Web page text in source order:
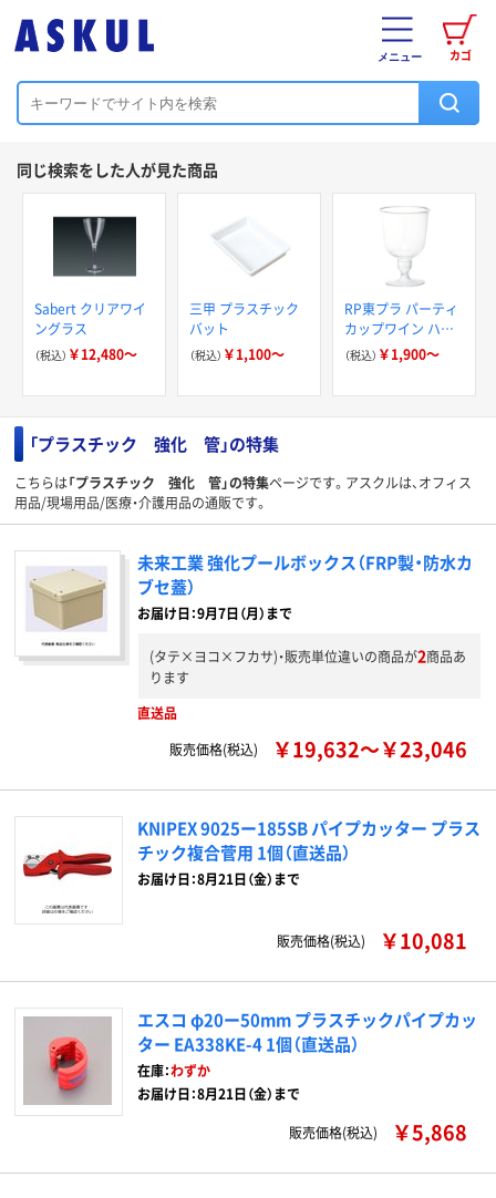
カゴ
メニュー
同じ検索をした人が見た商品
Sabert クリアワイ
ングラス
（税込） ￥12,480～
三甲 プラスチック
バット
（税込） ￥1,100～
RP東プラ パーティ
カップワイン ハー
ドタイプ
（税込） ￥1,900～
「プラスチック 強化 管」の特集
こちらは「プラスチック 強化 管」の特集ページです。アスクルは、オフィス
用品/現場用品/医療・介護用品の通販です。
未来工業 強化プールボックス（FRP製・防水カ
ブセ蓋）
お届け日：9月7日（月）まで
(タテ×ヨコ×フカサ)・販売単位違いの商品が2商品あ
ります
直送品
販売価格(税込)
￥19,632～￥23,046
KNIPEX 9025ー185SB パイプカッター プラス
チック複合菅用 1個（直送品）
お届け日：8月21日（金）まで
販売価格(税込) ￥10,081
エスコ φ20ー50mm プラスチックパイプカッ
ター EA338KE-4 1個（直送品）
在庫：わずか
お届け日：8月21日（金）まで
販売価格(税込) ￥5,868